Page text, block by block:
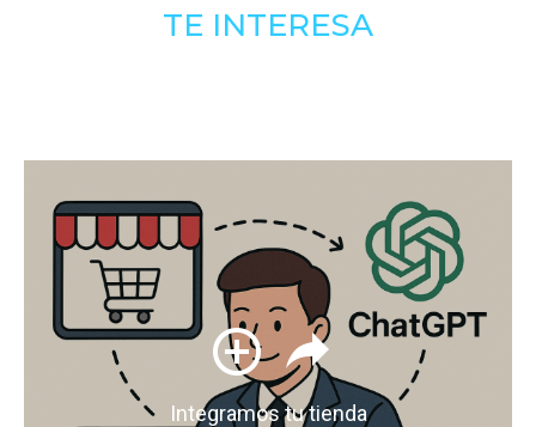
TE INTERESA
Integramos tu tienda